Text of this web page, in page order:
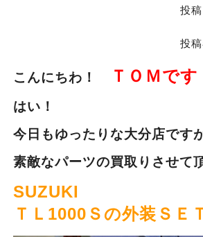
投稿
投稿
こんにちわ！ ＴＯＭです
はい！
今日もゆったりな大分店です
素敵なパーツの買取りさせて
SUZUKI
ＴＬ1000Ｓの外装ＳＥ